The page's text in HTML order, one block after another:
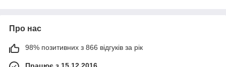
Про нас
98% позитивних з 866 відгуків за рік